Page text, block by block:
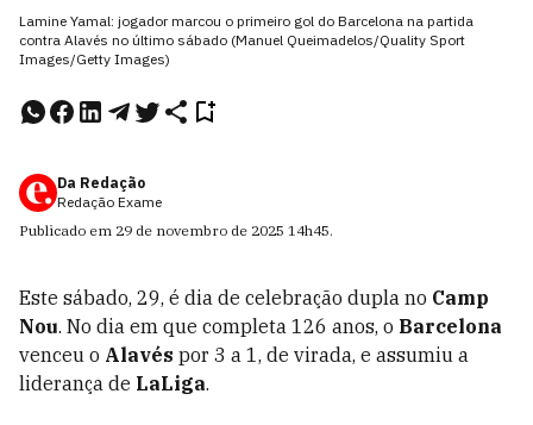
Lamine Yamal: jogador marcou o primeiro gol do Barcelona na partida
contra Alavés no último sábado (Manuel Queimadelos/Quality Sport
Images/Getty Images)
Da Redação
Redação Exame
Publicado em 29 de novembro de 2025 14h45.
Este sábado, 29, é dia de celebração dupla no Camp
Nou. No dia em que completa 126 anos, o Barcelona
venceu o Alavés por 3 a 1, de virada, e assumiu a
liderança de LaLiga.